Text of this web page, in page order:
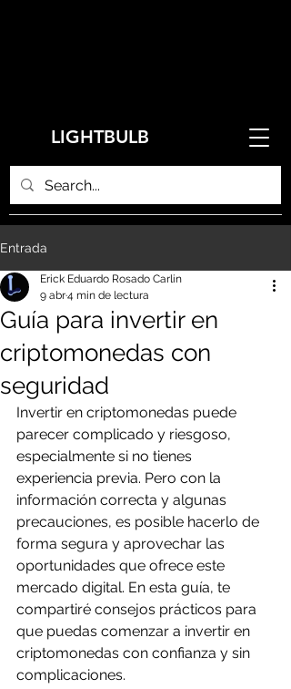
LIGHTBULB
Entrada
Guía para invertir en
criptomonedas con
seguridad
Erick Eduardo Rosado Carlin
9 abr4 min de lectura
Invertir en criptomonedas puede
parecer complicado y riesgoso,
especialmente si no tienes
experiencia previa. Pero con la
información correcta y algunas
precauciones, es posible hacerlo de
forma segura y aprovechar las
oportunidades que ofrece este
mercado digital. En esta guía, te
compartiré consejos prácticos para
que puedas comenzar a invertir en
criptomonedas con confianza y sin
complicaciones.